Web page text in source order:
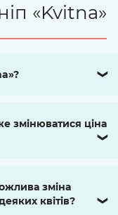
«Kvitna»
❯
змінюватися ціна
❯
зміна
квітів?
❯